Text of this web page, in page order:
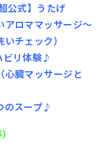
公式】うたげ
アロママッサージ～
チェック）
ビリ体験♪
心臓マッサージと
のスープ♪